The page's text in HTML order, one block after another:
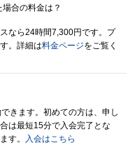
合の料金は？
なら24時間7,300円です。プ
。詳細は料金ページをご覧く
きます。初めての方は、申し
は最短15分で入会完了とな
す。
入会はこちら